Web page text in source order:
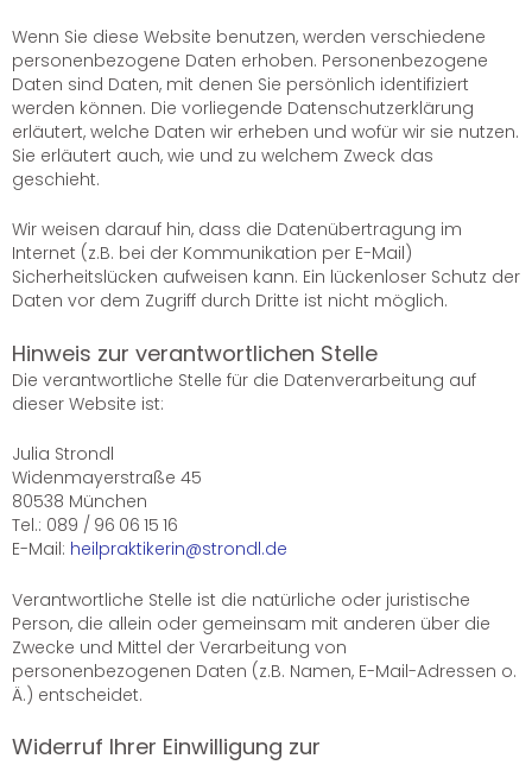
Wenn Sie diese Website benutzen, werden verschiedene
personenbezogene Daten erhoben. Personenbezogene
Daten sind Daten, mit denen Sie persönlich identifiziert
werden können. Die vorliegende Datenschutzerklärung
erläutert, welche Daten wir erheben und wofür wir sie nutzen.
Sie erläutert auch, wie und zu welchem Zweck das
geschieht.
Wir weisen darauf hin, dass die Datenübertragung im
Internet (z.B. bei der Kommunikation per E-Mail)
Sicherheitslücken aufweisen kann. Ein lückenloser Schutz der
Daten vor dem Zugriff durch Dritte ist nicht möglich.
Hinweis zur verantwortlichen Stelle
Die verantwortliche Stelle für die Datenverarbeitung auf
dieser Website ist:
Julia Strondl
Widenmayerstraße 45
80538 München
Tel.: 089 / 96 06 15 16
E-Mail: heilpraktikerin@strondl.de
Verantwortliche Stelle ist die natürliche oder juristische
Person, die allein oder gemeinsam mit anderen über die
Zwecke und Mittel der Verarbeitung von
personenbezogenen Daten (z.B. Namen, E-Mail-Adressen o.
Ä.) entscheidet.
Widerruf Ihrer Einwilligung zur